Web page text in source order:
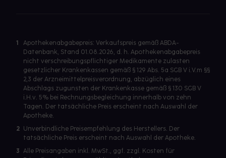
1
Apothekenabgabepreis: Verkaufspreis gemäß ABDA-
Datenbank, Stand 01.08.2026, d. h. Apothekenabgabepreis
nicht verschreibungspflichtiger Medikamente zulasten
gesetzlicher Krankenkassen gemäß § 129 Abs. 5a SGB V i.V.m §§
2,3 der Arzneimittelpreisverordnung, abzüglich eines
Abschlags zugunsten der Krankenkasse gemäß § 130 SGB V
i.H.v. 5% bei Rechnungsbegleichung innerhalb von zehn
Tagen. Der tatsächliche Preis erscheint nach Auswahl der
Apotheke.
2 Unverbindliche Preisempfehlung des Herstellers. Der
tatsächliche Preis erscheint nach Auswahl der Apotheke.
3 Alle Preisangaben inkl. MwSt., ggf. zzgl. Kosten für